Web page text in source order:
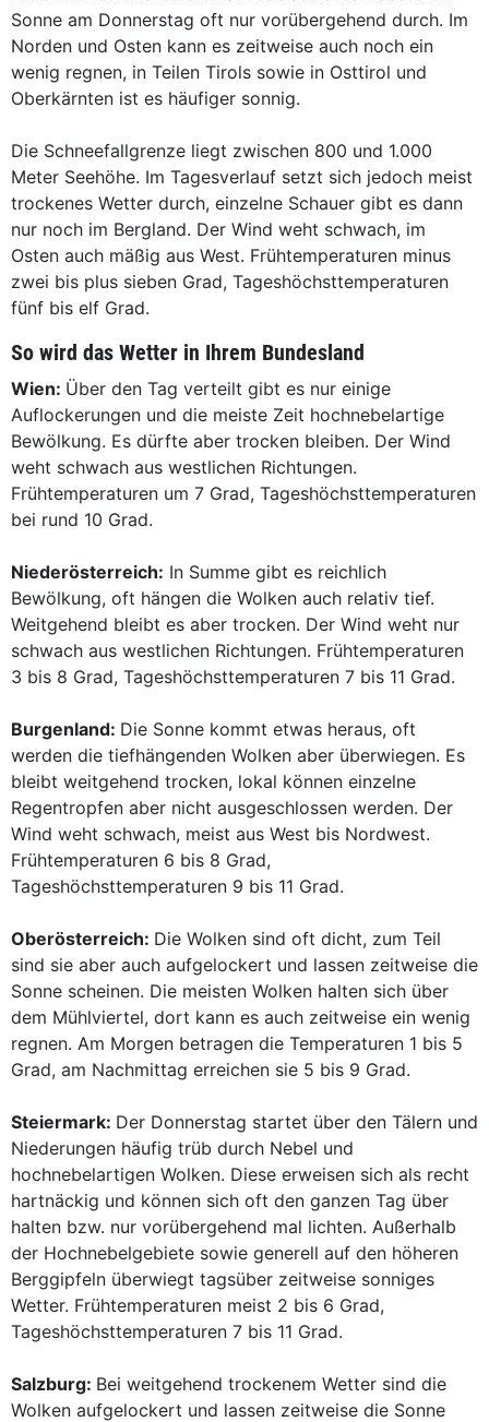
Sonne am Donnerstag oft nur vorübergehend durch. Im
Norden und Osten kann es zeitweise auch noch ein
wenig regnen, in Teilen Tirols sowie in Osttirol und
Oberkärnten ist es häufiger sonnig.
Die Schneefallgrenze liegt zwischen 800 und 1.000
Meter Seehöhe. Im Tagesverlauf setzt sich jedoch meist
trockenes Wetter durch, einzelne Schauer gibt es dann
nur noch im Bergland. Der Wind weht schwach, im
Osten auch mäßig aus West. Frühtemperaturen minus
zwei bis plus sieben Grad, Tageshöchsttemperaturen
fünf bis elf Grad.
So wird das Wetter in Ihrem Bundesland
Wien: Über den Tag verteilt gibt es nur einige
Auflockerungen und die meiste Zeit hochnebelartige
Bewölkung. Es dürfte aber trocken bleiben. Der Wind
weht schwach aus westlichen Richtungen.
Frühtemperaturen um 7 Grad, Tageshöchsttemperaturen
bei rund 10 Grad.
Niederösterreich: In Summe gibt es reichlich
Bewölkung, oft hängen die Wolken auch relativ tief.
Weitgehend bleibt es aber trocken. Der Wind weht nur
schwach aus westlichen Richtungen. Frühtemperaturen
3 bis 8 Grad, Tageshöchsttemperaturen 7 bis 11 Grad.
Burgenland: Die Sonne kommt etwas heraus, oft
werden die tiefhängenden Wolken aber überwiegen. Es
bleibt weitgehend trocken, lokal können einzelne
Regentropfen aber nicht ausgeschlossen werden. Der
Wind weht schwach, meist aus West bis Nordwest.
Frühtemperaturen 6 bis 8 Grad,
Tageshöchsttemperaturen 9 bis 11 Grad.
Oberösterreich: Die Wolken sind oft dicht, zum Teil
sind sie aber auch aufgelockert und lassen zeitweise die
Sonne scheinen. Die meisten Wolken halten sich über
dem Mühlviertel, dort kann es auch zeitweise ein wenig
regnen. Am Morgen betragen die Temperaturen 1 bis 5
Grad, am Nachmittag erreichen sie 5 bis 9 Grad.
Steiermark: Der Donnerstag startet über den Tälern und
Niederungen häufig trüb durch Nebel und
hochnebelartigen Wolken. Diese erweisen sich als recht
hartnäckig und können sich oft den ganzen Tag über
halten bzw. nur vorübergehend mal lichten. Außerhalb
der Hochnebelgebiete sowie generell auf den höheren
Berggipfeln überwiegt tagsüber zeitweise sonniges
Wetter. Frühtemperaturen meist 2 bis 6 Grad,
Tageshöchsttemperaturen 7 bis 11 Grad.
Salzburg: Bei weitgehend trockenem Wetter sind die
Wolken aufgelockert und lassen zeitweise die Sonne